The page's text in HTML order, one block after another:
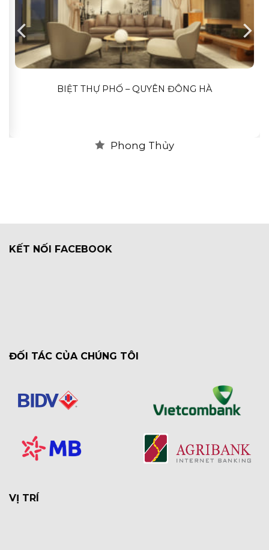
BIỆT THỰ PHỐ – QUYÊN ĐÔNG HÀ
Phong Thủy
KẾT NỐI FACEBOOK
ĐỐI TÁC CỦA CHÚNG TÔI
VỊ TRÍ